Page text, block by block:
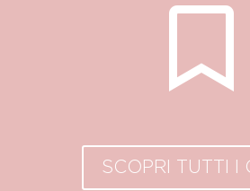

SCOPRI TUTTI I